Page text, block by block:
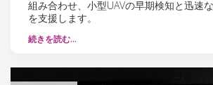
組み合わせ、小型UAVの早期検知と迅速
を支援します。
続きを読む…